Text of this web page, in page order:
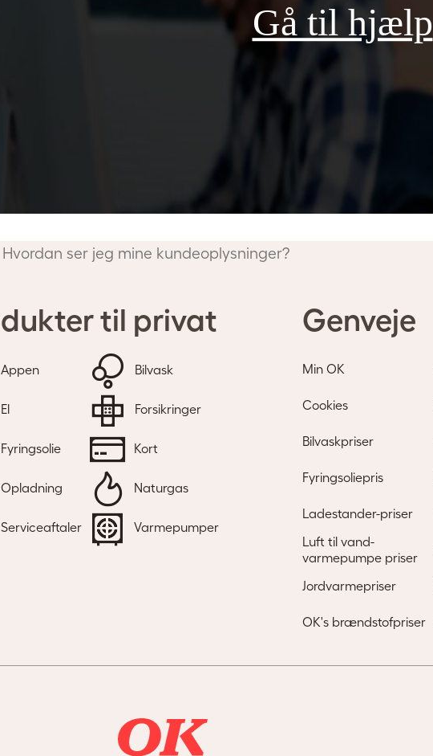
Gå til hjælp
Telefonnummer
Hvordan ser jeg mine kundeoplysninger?
til privat
Appen Bilvask
El Forsikringer
Fyringsolie Kort
Opladning Naturgas
Serviceaftaler Varmepumper
Genveje
Min OK
Cookies
Bilvaskpriser
Fyringsoliepris
Ladestander-priser
Luft til vand-
varmepumpe priser
Jordvarmepriser
OK's brændstofpriser